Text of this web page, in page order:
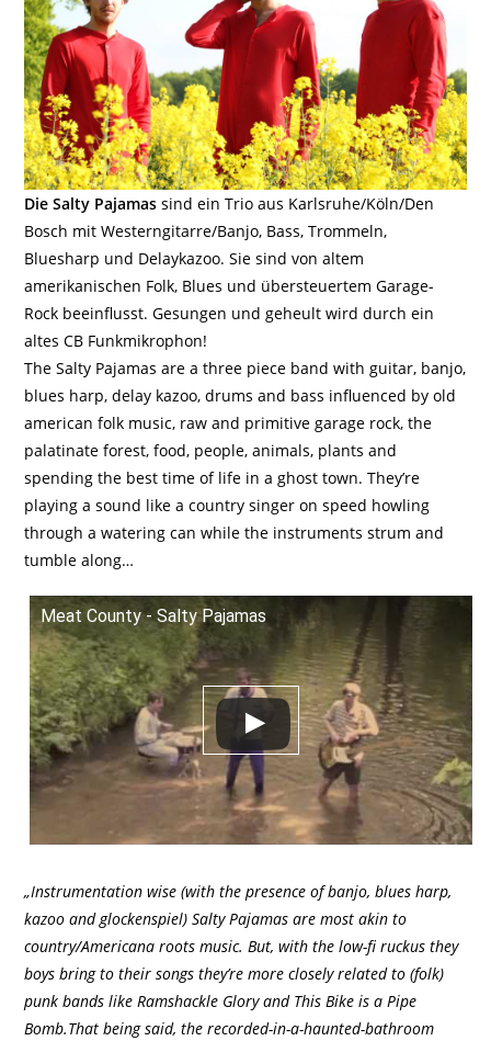
Die Salty Pajamas sind ein Trio aus Karlsruhe/Köln/Den
Bosch mit Westerngitarre/Banjo, Bass, Trommeln,
Bluesharp und Delaykazoo. Sie sind von altem
amerikanischen Folk, Blues und übersteuertem Garage-
Rock beeinflusst. Gesungen und geheult wird durch ein
altes CB Funkmikrophon!
The Salty Pajamas are a three piece band with guitar, banjo,
blues harp, delay kazoo, drums and bass influenced by old
american folk music, raw and primitive garage rock, the
palatinate forest, food, people, animals, plants and
spending the best time of life in a ghost town. They’re
playing a sound like a country singer on speed howling
through a watering can while the instruments strum and
tumble along…
Meat County - Salty Pajamas
„Instrumentation wise (with the presence of banjo, blues harp,
kazoo and glockenspiel) Salty Pajamas are most akin to
country/Americana roots music. But, with the low-fi ruckus they
boys bring to their songs they’re more closely related to (folk)
punk bands like Ramshackle Glory and This Bike is a Pipe
Bomb.That being said, the recorded-in-a-haunted-bathroom